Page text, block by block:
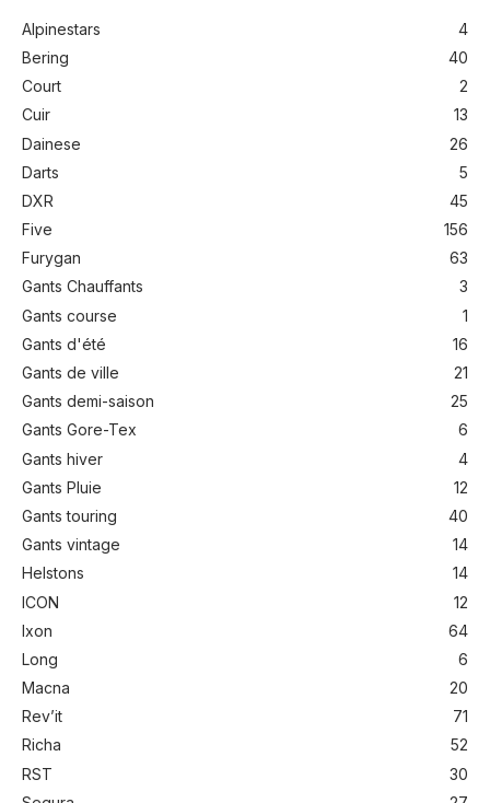
Alpinestars
4
Bering
40
Court
2
Cuir
13
Dainese
26
Darts
5
DXR
45
Five
156
Furygan
63
Gants Chauffants
3
Gants course
1
Gants d'été
16
Gants de ville
21
Gants demi-saison
25
Gants Gore-Tex
6
Gants hiver
4
Gants Pluie
12
Gants touring
40
Gants vintage
14
Helstons
14
ICON
12
Ixon
64
Long
6
Macna
20
Rev’it
71
Richa
52
RST
30